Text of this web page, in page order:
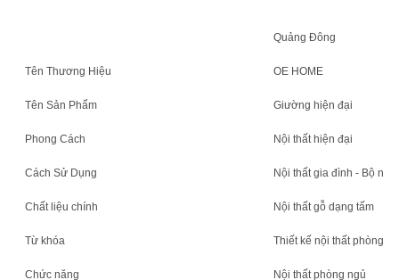
Quảng Đông
Tên Thương Hiệu OE HOME
Tên Sản Phẩm Giường hiện đại
Phong Cách Nội thất hiện đại
Cách Sử Dụng Nội thất gia đình - Bộ nội
Chất liệu chính Nội thất gỗ dạng tấm
Từ khóa Thiết kế nội thất phòng
Chức năng Nội thất phòng ngủ